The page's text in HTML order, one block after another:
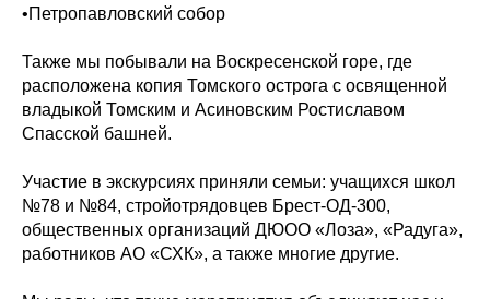
•Петропавловский собор
Также мы побывали на Воскресенской горе, где
расположена копия Томского острога с освященной
владыкой Томским и Асиновским Ростиславом
Спасской башней.
Участие в экскурсиях приняли семьи: учащихся школ
№78 и №84, стройотрядовцев Брест-ОД-300,
общественных организаций ДЮОО «Лоза», «Радуга»,
работников АО «СХК», а также многие другие.